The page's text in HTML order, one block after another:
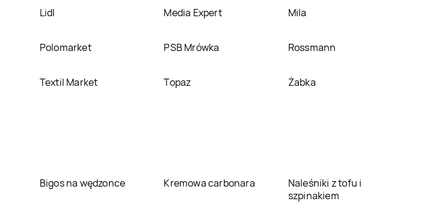
Lidl Media Expert Mila
Polomarket PSB Mrówka Rossmann
Textil Market Topaz Żabka
Bigos na wędzonce Kremowa carbonara
Naleśniki z tofu i
szpinakiem